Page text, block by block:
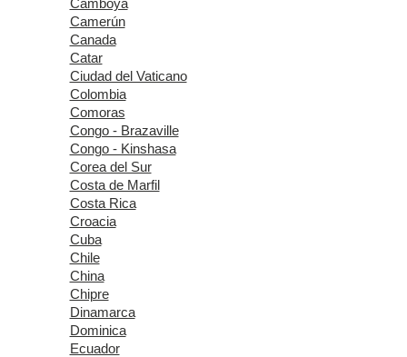
Camboya
Camerún
Canada
Catar
Ciudad del Vaticano
Colombia
Comoras
Congo - Brazaville
Congo - Kinshasa
Corea del Sur
Costa de Marfil
Costa Rica
Croacia
Cuba
Chile
China
Chipre
Dinamarca
Dominica
Ecuador